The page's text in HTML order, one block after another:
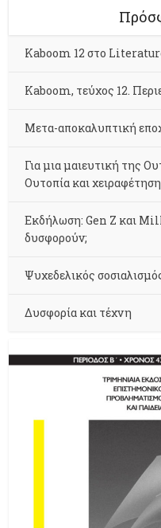
Kaboom 12 στο
Kaboom, τεύχος 12.
Μετα-αποκαλυπτική
Για μια μαιευτική της
Ουτοπία και
Εκδήλωση: Gen Z και
δυσφορούν;
Ψυχεδελικός
Δυσφορία και τέχνη